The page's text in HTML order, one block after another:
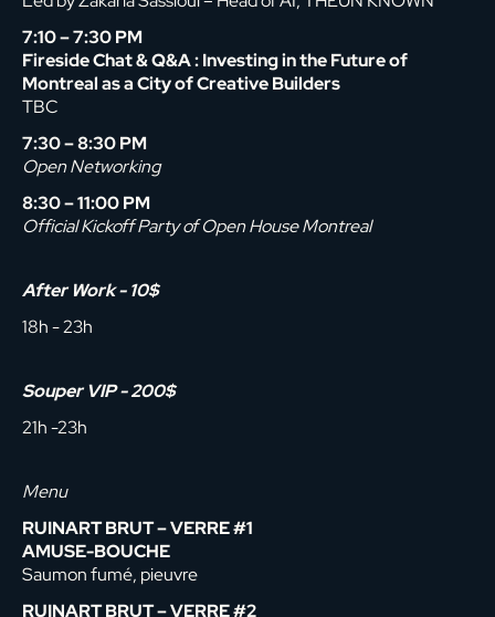
7:10 – 7:30 PM
Fireside Chat & Q&A : Investing in the Future of
Montreal as a City of Creative Builders
TBC
7:30 – 8:30 PM
Open Networking
8:30 – 11:00 PM
Official Kickoff Party of Open House Montreal
After Work- 10$
18h - 23h
Souper VIP - 200$
21h -23h
Menu
RUINART BRUT – VERRE #1
AMUSE-BOUCHE
Saumon fumé, pieuvre
RUINART BRUT – VERRE #2